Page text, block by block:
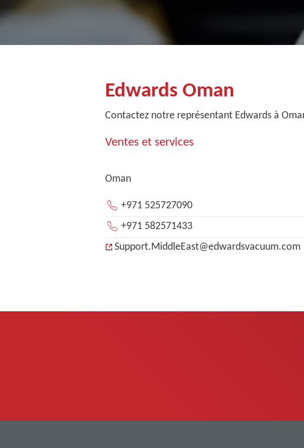
Edwards Oman
Contactez notre représentant Edwards à
Ventes et services
Oman
+971 525727090
+971 582571433
Support.MiddleEast@edwardsvacuum.com